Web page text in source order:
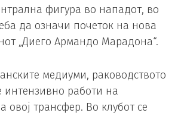
фигура во нападот, во
да означи почеток на нова
„Диего Армандо Марадона“.
медиуми, раководството
интензивно работи на
овој трансфер. Во клубот се